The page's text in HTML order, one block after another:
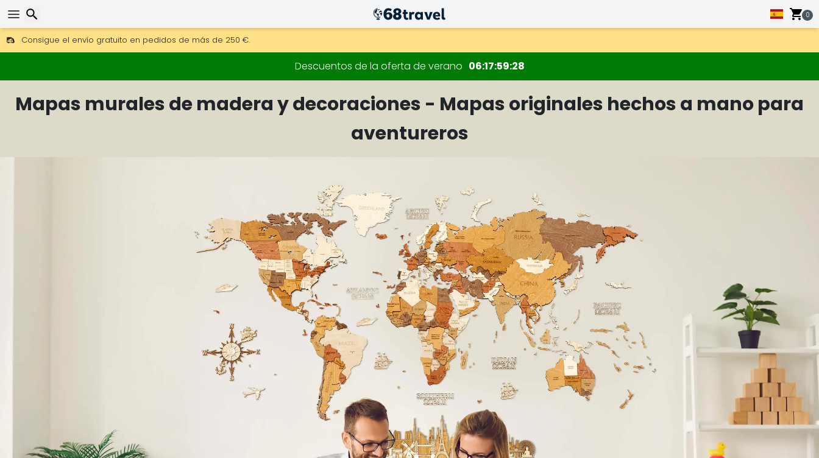
0
Consigue el envío gratuito en pedidos de más de 250 €.
Envío DHL 1 día disponible.
30 días para devoluciones, 90 días para mapas de madera y decoraciones.
Descuentos de la oferta de verano 06175926
Mapas murales de madera y decoraciones - Mapas originales hechos a mano para
aventureros
Buscar